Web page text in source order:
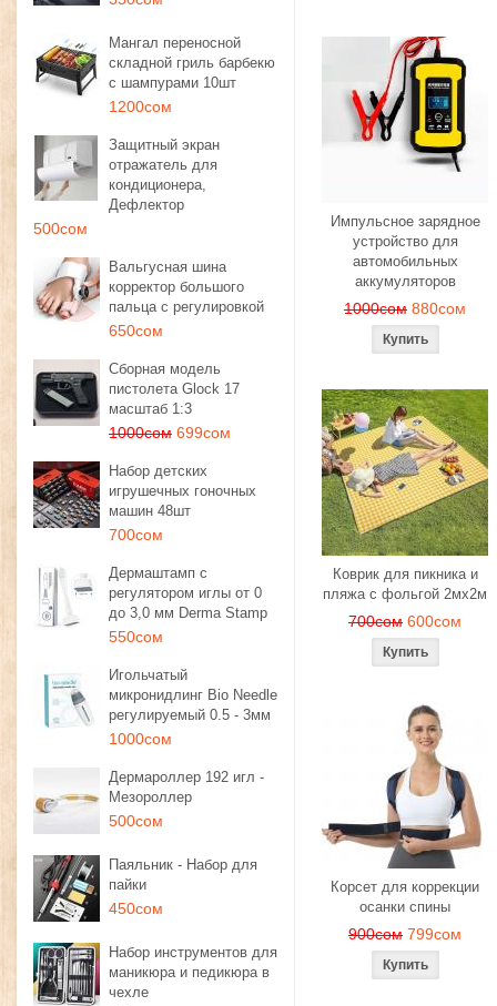
Мангал переносной
складной гриль барбекю
с шампурами 10шт
1200сом
Защитный экран
отражатель для
кондиционера,
Дефлектор
500сом
Вальгусная шина
корректор большого
пальца с регулировкой
650сом
Сборная модель
пистолета Glock 17
масштаб 1:3
1000сом 699сом
Набор детских
игрушечных гоночных
машин 48шт
700сом
Дермаштамп с
регулятором иглы от 0
до 3,0 мм Derma Stamp
550сом
Игольчатый
микронидлинг Bio Needle
регулируемый 0.5 - 3мм
1000сом
Дермароллер 192 игл -
Мезороллер
500сом
Паяльник - Набор для
пайки
450сом
Набор инструментов для
маникюра и педикюра в
чехле
Импульсное зарядное
устройство для
автомобильных
аккумуляторов
1000сом 880сом
Коврик для пикника и
пляжа с фольгой 2мх2м
700сом 600сом
Корсет для коррекции
осанки спины
900сом 799сом